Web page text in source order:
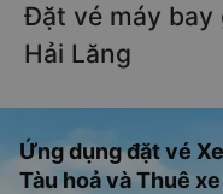
Đặt vé máy bay
Hải Lăng
Ứng dụng đặt vé
Tàu hoả và Thuê xe